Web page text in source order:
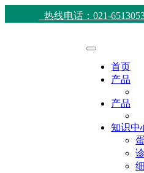
热线电话：021-
首页
产品
产品
知识中